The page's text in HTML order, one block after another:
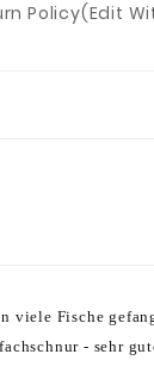
Policy(edit
Fische
- sehr